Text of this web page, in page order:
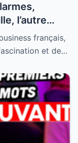
l’autre
dévoilé
français,
et de…